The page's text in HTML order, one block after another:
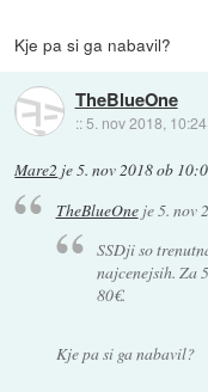
Kje pa si ga nabavil?
TheBlueOne
:: 5. nov 2018, 10:24
Mare2 je5. nov 2018 ob
TheBlueOneje5. nov
SSDji so
najcenejsih. Za
80€.
Kje pa si ga nabavil?